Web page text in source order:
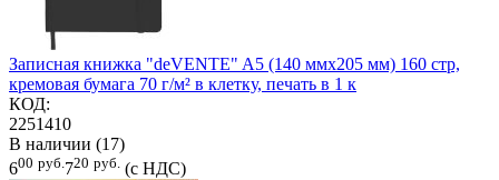
Записная книжка "deVENTE" A5 (140 ммx205 мм) 160 стр,
кремовая бумага 70 г/м² в клетку, печать в 1 к
КОД:
2251410
В наличии (17)
600 руб.720 руб. (с НДС)